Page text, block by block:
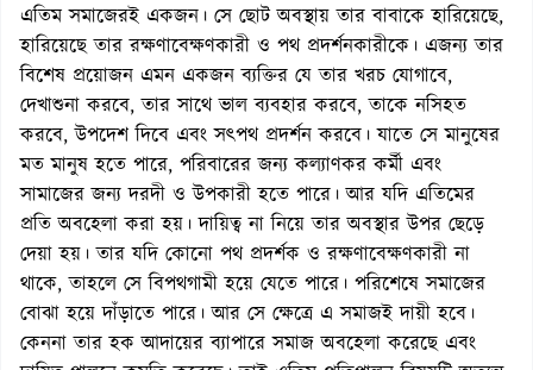
এতিম সমাজেরই একজন। সে ছোট অবস্থায় তার বাবাকে হারিয়েছে,
হারিয়েছে তার রক্ষণাবেক্ষণকারী ও পথ প্রদর্শনকারীকে। এজন্য তার
বিশেষ প্রয়োজন এমন একজন ব্যক্তির যে তার খরচ যোগাবে,
দেখাশুনা করবে, তার সাথে ভাল ব্যবহার করবে, তাকে নসিহত
করবে, উপদেশ দিবে এবং সৎপথ প্রদর্শন করবে। যাতে সে মানুষের
মত মানুষ হতে পারে, পরিবারের জন্য কল্যাণকর কর্মী এবং
সামাজের জন্য দরদী ও উপকারী হতে পারে। আর যদি এতিমের
প্রতি অবহেলা করা হয়। দায়িত্ব না নিয়ে তার অবস্থার উপর ছেড়ে
দেয়া হয়। তার যদি কোনো পথ প্রদর্শক ও রক্ষণাবেক্ষণকারী না
থাকে, তাহলে সে বিপথগামী হয়ে যেতে পারে। পরিশেষে সমাজের
বোঝা হয়ে দাঁড়াতে পারে। আর সে ক্ষেত্রে এ সমাজই দায়ী হবে।
কেননা তার হক আদায়ের ব্যাপারে সমাজ অবহেলা করেছে এবং